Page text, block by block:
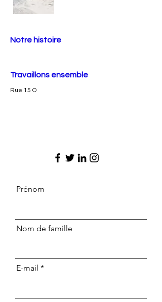
Notre histoire
Travaillons ensemble
Rue 15 O
Prénom
Nom de famille
E-mail